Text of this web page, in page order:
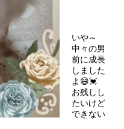
いや～
中々の男
前に成長
しました
よ😄💓
お残しし
たいけど
できない